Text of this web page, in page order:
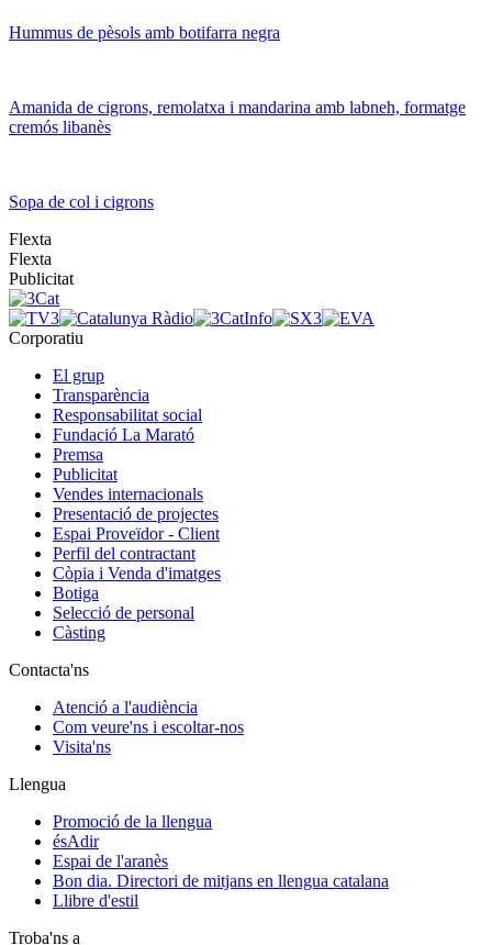
Hummus de pèsols amb botifarra negra
Amanida de cigrons, remolatxa i mandarina amb labneh, formatge
cremós libanès
Sopa de col i cigrons
Flexta
Flexta
Publicitat
Corporatiu
El grup
Transparència
Responsabilitat social
Fundació La Marató
Premsa
Publicitat
Vendes internacionals
Presentació de projectes
Espai Proveïdor - Client
Perfil del contractant
Còpia i Venda d'imatges
Botiga
Selecció de personal
Càsting
Contacta'ns
Atenció a l'audiència
Com veure'ns i escoltar-nos
Visita'ns
Llengua
Promoció de la llengua
ésAdir
Espai de l'aranès
Bon dia. Directori de mitjans en llengua catalana
Llibre d'estil
Troba'ns a